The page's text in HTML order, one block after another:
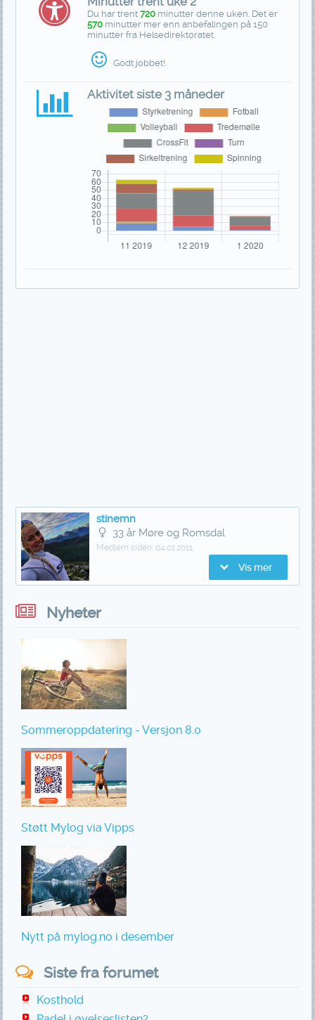
Du har trent720 minutter denne uken. Det er
570 minutter mer enn anbefalingen på 150
minutter fra Helsedirektoratet.
Godt jobbet!
Aktivitet siste 3 måneder
stinemn
33 år Møre og Romsdal
Medlem siden: 04.01.2011
Vis mer
Nyheter
Sommeroppdatering - Versjon 8.0
Støtt Mylog via Vipps
Nytt på mylog.no i desember
Siste fra forumet
Kosthold